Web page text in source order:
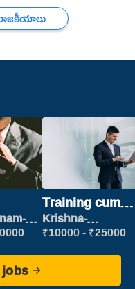
Training cum
Placement
Krishna-
vijayawada
₹10000 - ₹25000